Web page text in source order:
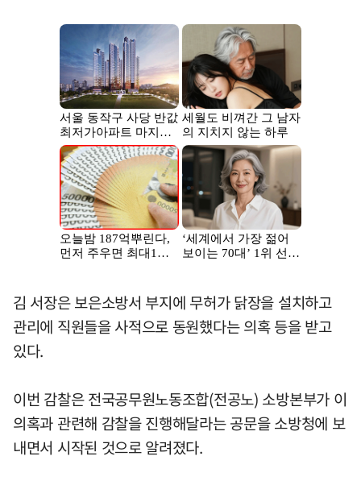
김 서장은 보은소방서 부지에 무허가 닭장을 설치하고
관리에 직원들을 사적으로 동원했다는 의혹 등을 받고
있다.
이번 감찰은 전국공무원노동조합(전공노) 소방본부가 이
의혹과 관련해 감찰을 진행해달라는 공문을 소방청에 보
내면서 시작된 것으로 알려졌다.